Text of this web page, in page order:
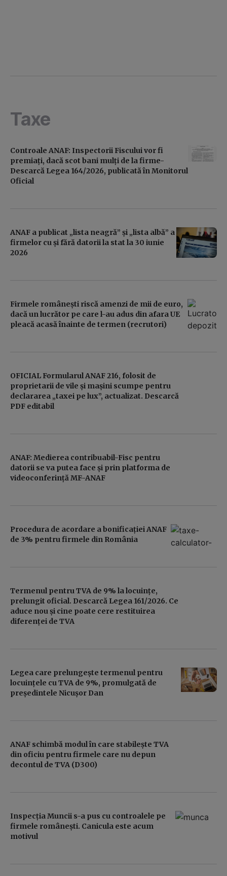
Taxe
Controale ANAF: Inspectorii Fiscului vor fi
premiați, dacă scot bani mulți de la firme-
Descarcă Legea 164/2026, publicată în Monitorul
Oficial
ANAF a publicat „lista neagră” și „lista albă” a
firmelor cu și fără datorii la stat la 30 iunie
2026
Firmele românești riscă amenzi de mii de euro,
dacă un lucrător pe care l-au adus din afara UE
pleacă acasă înainte de termen (recrutori)
OFICIAL Formularul ANAF 216, folosit de
proprietarii de vile și mașini scumpe pentru
declararea „taxei pe lux”, actualizat. Descarcă
PDF editabil
ANAF: Medierea contribuabil-Fisc pentru
datorii se va putea face și prin platforma de
videoconferință MF-ANAF
Procedura de acordare a bonificației ANAF
de 3% pentru firmele din România
Termenul pentru TVA de 9% la locuințe,
prelungit oficial. Descarcă Legea 161/2026. Ce
aduce nou și cine poate cere restituirea
diferenței de TVA
Legea care prelungește termenul pentru
locuințele cu TVA de 9%, promulgată de
președintele Nicușor Dan
ANAF schimbă modul în care stabilește TVA
din oficiu pentru firmele care nu depun
decontul de TVA (D300)
Inspecția Muncii s-a pus cu controalele pe
firmele românești. Canicula este acum
motivul